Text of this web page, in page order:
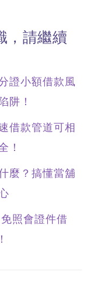
，請繼續
證小額借款風
阱！
借款管道可相
！
麼？搞懂當舖
照會證件借